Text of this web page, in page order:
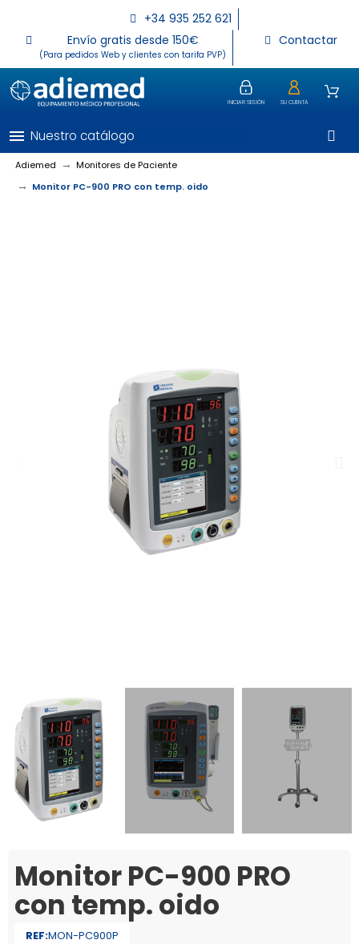
+34 935 252 621
Envío gratis desde 150€
(Para pedidos Web y clientes con tarifa PVP)
Contactar
INICIAR SESIÓN SU CUENTA
menu Nuestro catálogo
Adiemed
Monitores de Paciente
Monitor PC-900 PRO con temp. oido
Monitor PC-900 PRO
con temp. oido
REF:MON-PC900P